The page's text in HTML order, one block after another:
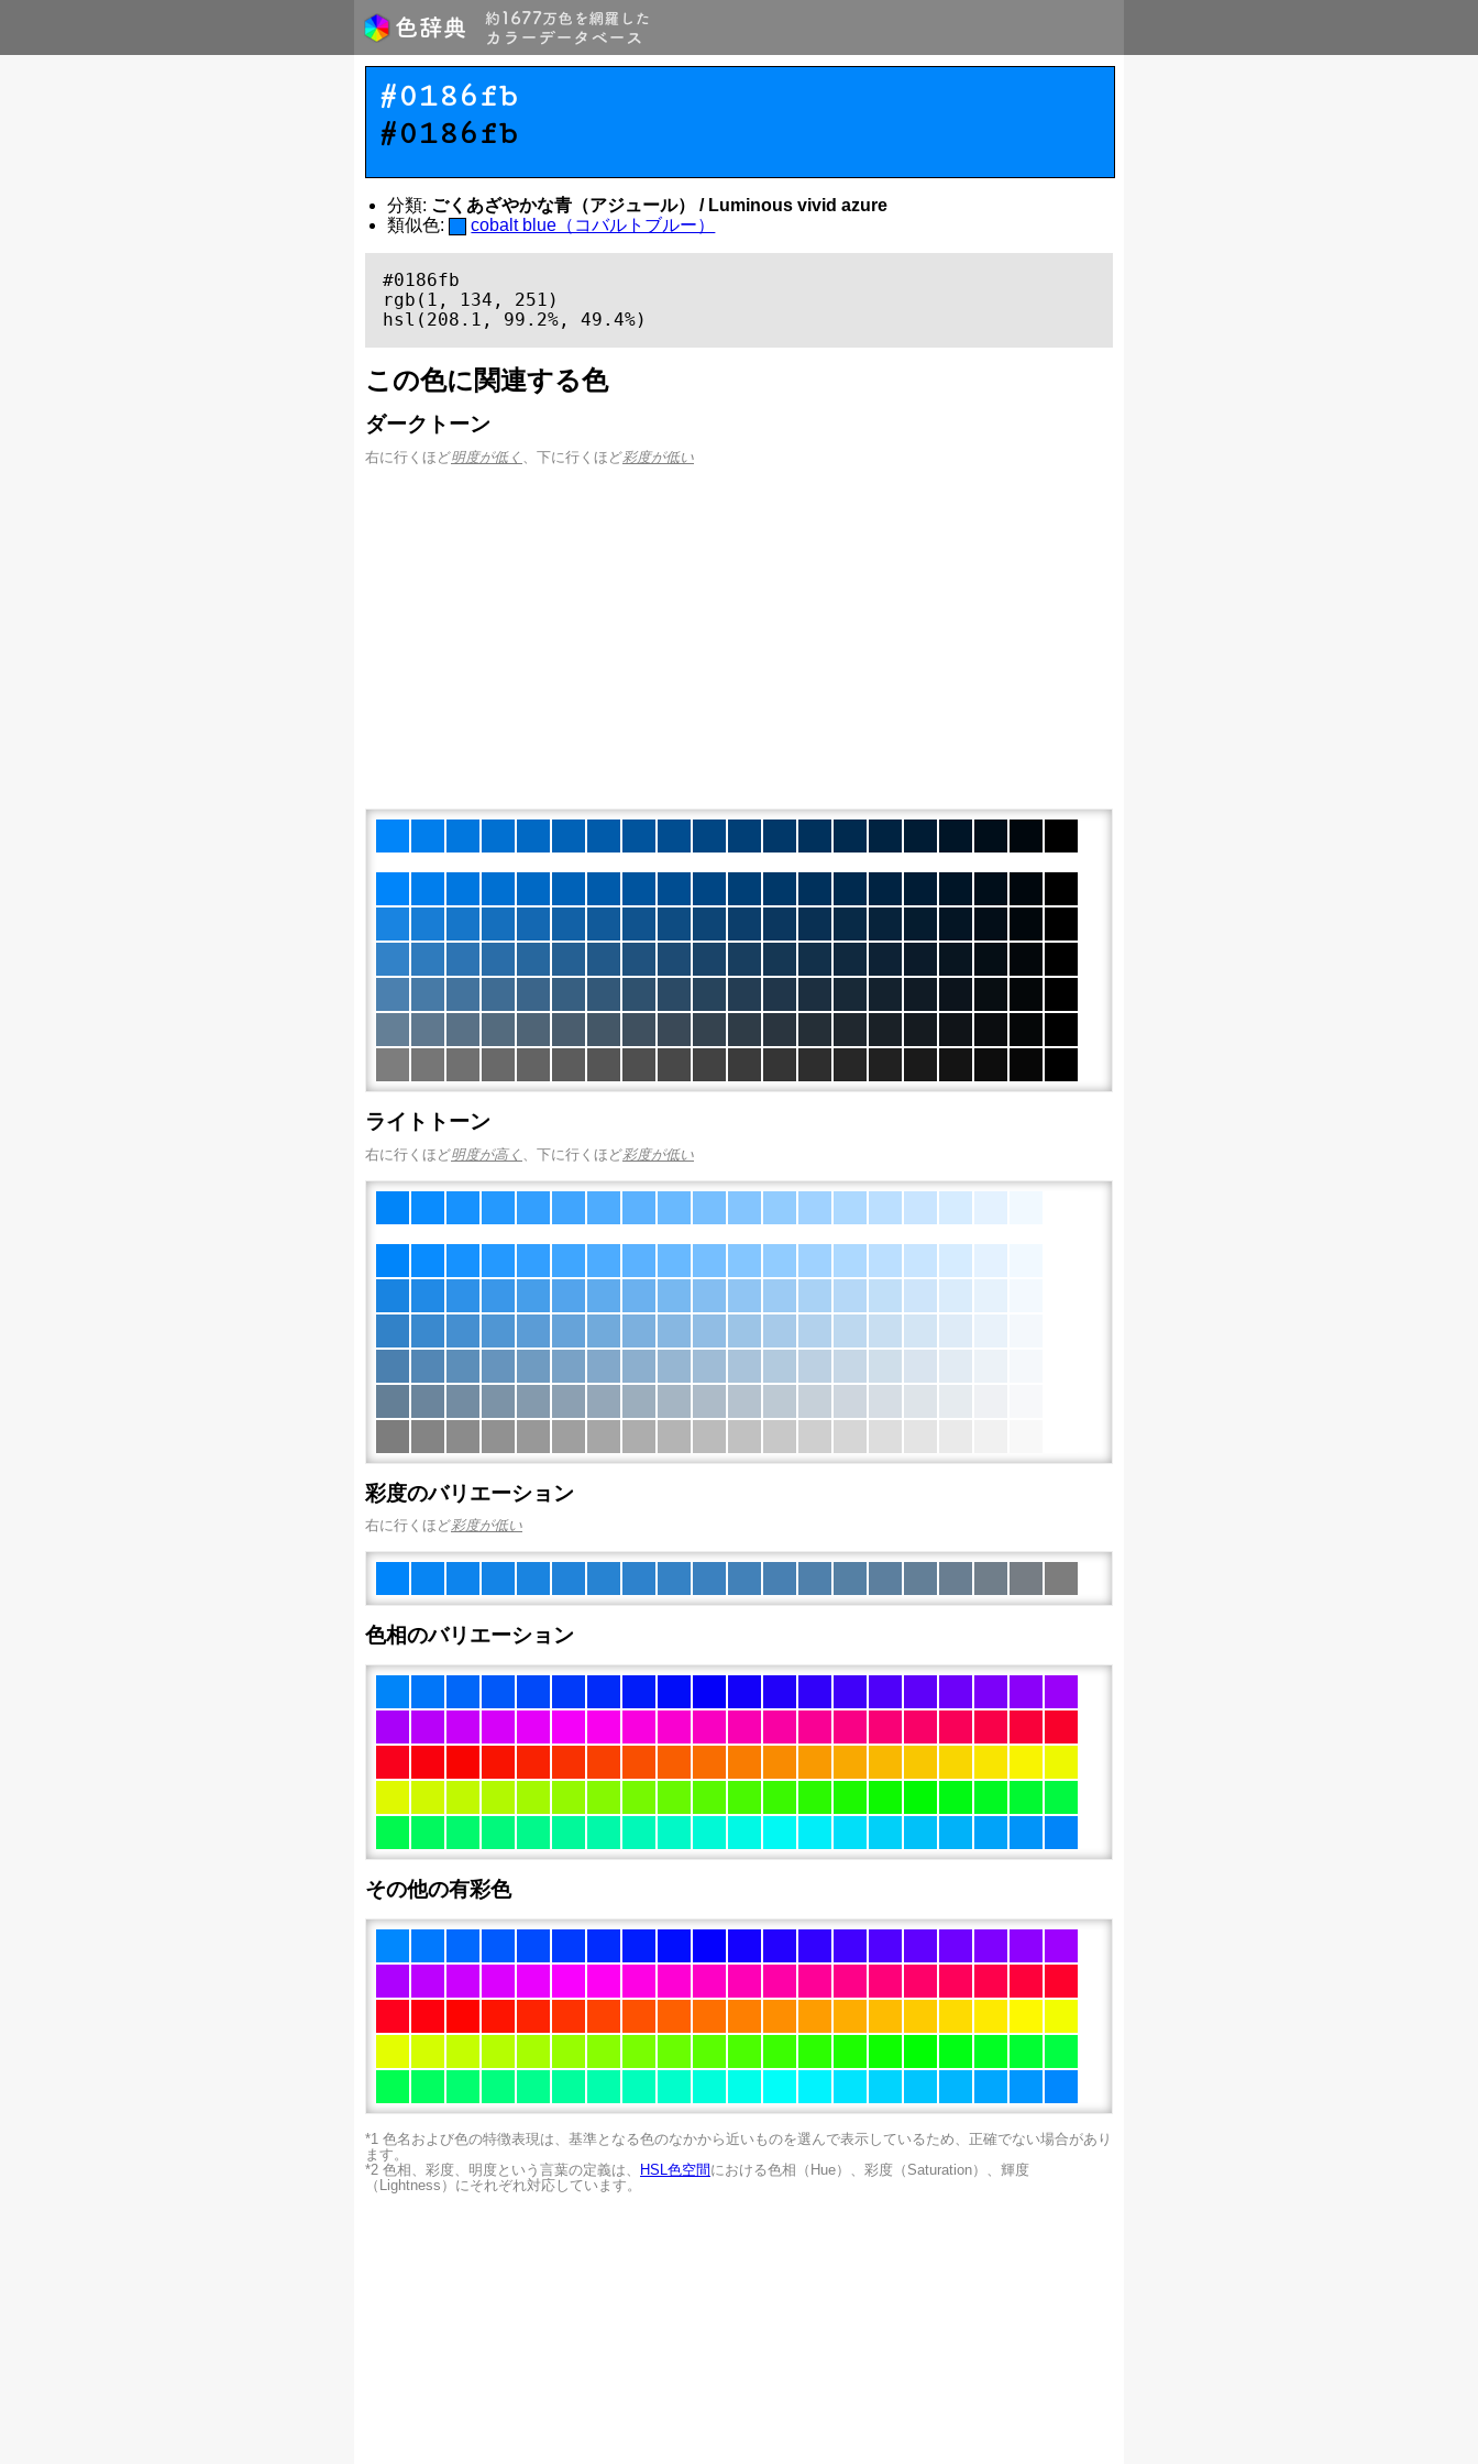
#0186fb
#0186fb
分類: ごくあざやかな青（アジュール） / Luminous vivid azure
類似色:
cobalt blue（コバルトブルー）
#0186fb
rgb(1, 134, 251)
hsl(208.1, 99.2%, 49.4%)
この色に関連する色
ダークトーン
右に行くほど明度が低く 、下に行くほど彩度が低い
ライトトーン
右に行くほど明度が高く 、下に行くほど彩度が低い
彩度のバリエーション
右に行くほど彩度が低い
色相のバリエーション
その他の有彩色
*1 色名および色の特徴表現は、基準となる色のなかから近いものを選んで表示しているため、正確でない場合があり
ます。
*2 色相、彩度、明度という言葉の定義は、
HSL色空間 における色相（Hue）、彩度（Saturation）、輝度
（Lightness）にそれぞれ対応しています。